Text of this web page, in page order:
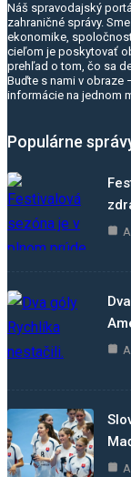
Náš spravodajský
zahraničné správy.
ekonomike,
cieľom je poskytovať
prehľad o tom, čo sa
Buďte s nami v obraze
informácie na jednom
Populárne